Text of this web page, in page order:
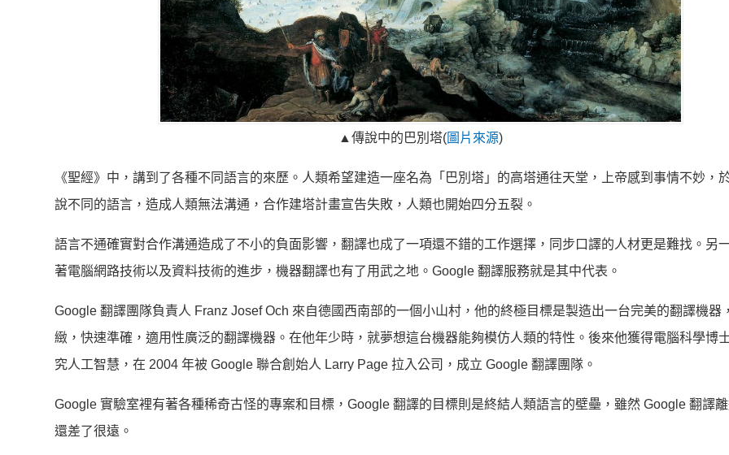
▲傳說中的巴別塔(圖片來源)
《聖經》中，講到了各種不同語言的來歷。人類希望建造一座名為「巴別塔」的高塔通往天堂，上帝感到事情不妙，
說不同的語言，造成人類無法溝通，合作建塔計畫宣告失敗，人類也開始四分五裂。
語言不通確實對合作溝通造成了不小的負面影響，翻譯也成了一項還不錯的工作選擇，同步口譯的人材更是難找。另
著電腦網路技術以及資料技術的進步，機器翻譯也有了用武之地。Google 翻譯服務就是其中代表。
Google 翻譯團隊負責人 Franz Josef Och 來自德國西南部的一個小山村，他的終極目標是製造出一台完美的翻譯機器
緻，快速準確，適用性廣泛的翻譯機器。在他年少時，就夢想這台機器能夠模仿人類的特性。後來他獲得電腦科學博
究人工智慧，在 2004 年被 Google 聯合創始人 Larry Page 拉入公司，成立 Google 翻譯團隊。
Google 實驗室裡有著各種稀奇古怪的專案和目標，Google 翻譯的目標則是終結人類語言的壁壘，雖然 Google 翻譯
還差了很遠。